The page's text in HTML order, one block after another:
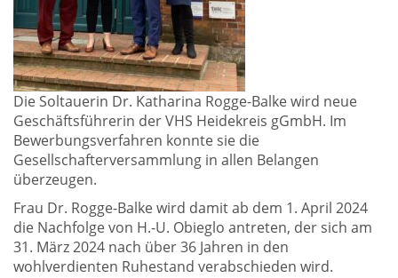
Die Soltauerin Dr. Katharina Rogge-Balke wird neue
Geschäftsführerin der VHS Heidekreis gGmbH. Im
Bewerbungsverfahren konnte sie die
Gesellschafterversammlung in allen Belangen
überzeugen.
Frau Dr. Rogge-Balke wird damit ab dem 1. April 2024
die Nachfolge von H.-U. Obieglo antreten, der sich am
31. März 2024 nach über 36 Jahren in den
wohlverdienten Ruhestand verabschieden wird.